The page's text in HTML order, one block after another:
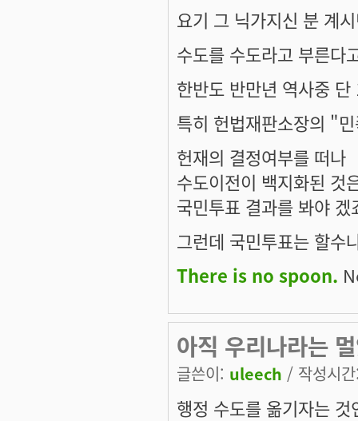
요기 그 닉가지신 분 계
수도를 수도라고 부른다
한반도 반만년 역사중
특히 헌법재판소장의 "
헌재의 결정여부를 떠나
수도이전이 백지화된 것
국민투표 결과를 봐야 겠
그런데 국민투표는 할수
There is no spoon.
아직 우리나라는
글쓴이: uleech / 작성시
행정 수도를 옮기자는